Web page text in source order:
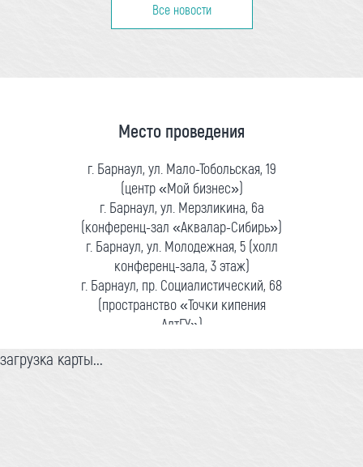
Все новости
Место проведения
г. Барнаул, ул. Мало-Тобольская, 19
(центр «Мой бизнес»)
г. Барнаул, ул. Мерзликина, 6а
(конференц-зал «Аквалар-Сибирь»)
г. Барнаул, ул. Молодежная, 5 (холл
конференц-зала, 3 этаж)
г. Барнаул, пр. Социалистический, 68
(пространство «Точки кипения
АлтГУ»)
загрузка карты...